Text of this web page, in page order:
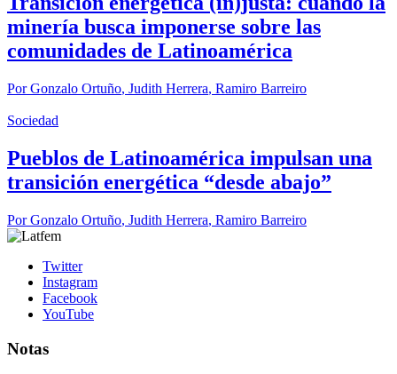
minería busca imponerse sobre las
comunidades de Latinoamérica
PorGonzalo Ortuño, Judith Herrera, Ramiro Barreiro
Sociedad
Pueblos de Latinoamérica impulsan una
transición energética “desde abajo”
PorGonzalo Ortuño, Judith Herrera, Ramiro Barreiro
Twitter
Instagram
Facebook
YouTube
Notas